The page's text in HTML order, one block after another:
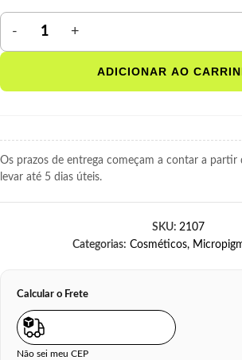
ADICIONAR AO
Os prazos de entrega começam a contar a partir
levar até 5 dias úteis.
SKU: 2107
Categorias: Cosméticos,
Calcular o Frete
Não sei meu CEP